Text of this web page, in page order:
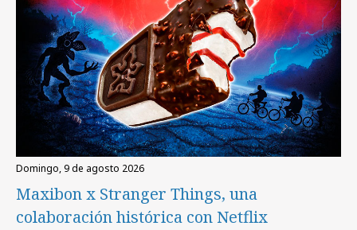
domingo, 9 de agosto 2026
Maxibon x Stranger Things, una
colaboración histórica con Netflix